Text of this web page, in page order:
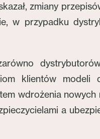
zmiany
w przypadku
klientów modeli
wdrożenia
a